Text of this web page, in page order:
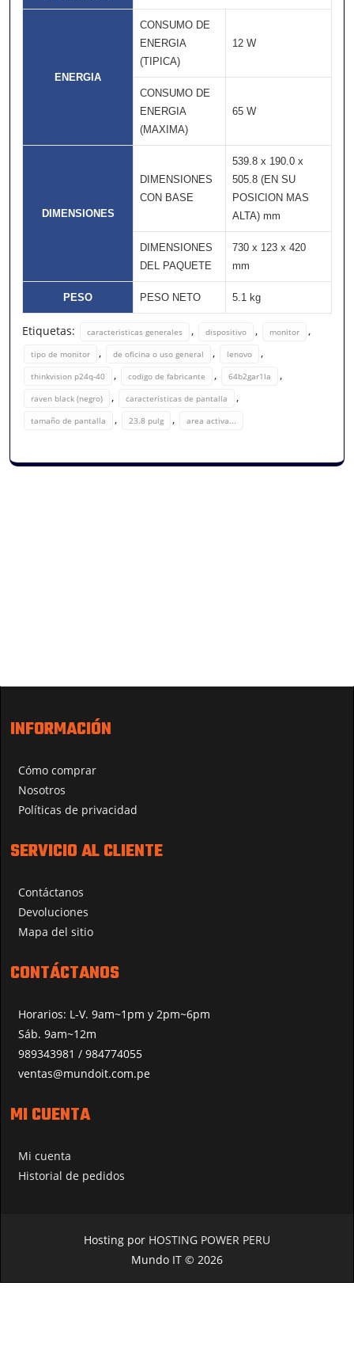
ENERGIA
CONSUMO DE
ENERGIA
(TIPICA)
12 W
CONSUMO DE
ENERGIA
(MAXIMA)
65 W
DIMENSIONES
DIMENSIONES
CON BASE
539.8 x 190.0 x
505.8 (EN SU
POSICION MAS
ALTA) mm
DIMENSIONES
DEL PAQUETE
730 x 123 x 420
mm
PESO PESO NETO 5.1 kg
Etiquetas: caracteristicas generales , dispositivo , monitor ,
tipo de monitor , de oficina o uso general , lenovo ,
thinkvision p24q-40 , codigo de fabricante , 64b2gar1la ,
raven black (negro) , caracteristicas de pantalla ,
tamaño de pantalla , 23.8 pulg , area activa...
INFORMACIÓN
Cómo comprar
Nosotros
Políticas de privacidad
SERVICIO AL CLIENTE
Contáctanos
Devoluciones
Mapa del sitio
CONTÁCTANOS
Horarios: L-V. 9am~1pm y 2pm~6pm
Sáb. 9am~12m
989343981 / 984774055
ventas@mundoit.com.pe
MI CUENTA
Mi cuenta
Historial de pedidos
Hosting por HOSTING POWER PERU
Mundo IT © 2026